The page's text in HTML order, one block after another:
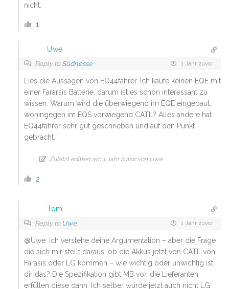
nicht.
1
Uwe
Reply to Südhesse 1 Jahr zuvor
Lies die Aussagen von EQ44fahrer. Ich kaufe keinen EQE mit
einer Fararsis Batterie, darum ist es schon interessant zu
wissen. Warum wird die überwiegend im EQE eingebaut,
wohingegen im EQS vorwiegend CATL? Alles andere hat
EQ44fahrer sehr gut geschrieben und auf den Punkt
gebracht.
Zuletzt editiert am 1 Jahr zuvor von Uwe
2
Tom
Reply to Uwe 1 Jahr zuvor
@Uwe: ich verstehe deine Argumentation – aber die Frage
die sich mir stellt daraus: ob die Akkus jetzt von CATL von
Farasis oder LG kommen – wie wichtig oder unwichtig ist
dir das? Die Spezifikation gibt MB vor, die Lieferanten
erfüllen diese dann. Ich selber würde jetzt auch nicht LG